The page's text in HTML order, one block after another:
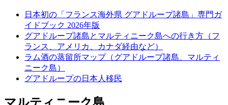
日本初の「フランス海外県 グアドループ諸島」専門ガ
イドブック 2026年版
グアドループ諸島とマルティニーク島への行き方（フ
ランス、アメリカ、カナダ経由など）
ラム酒の蒸留所マップ（グアドループ諸島、マルティ
ニーク島）
グアドループの日本人移民
マルティニーク島